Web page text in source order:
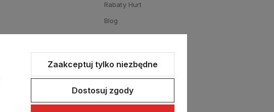
Rabaty Hurt
Blog
Zaakceptuj tylko niezbędne
Dostosuj zgody